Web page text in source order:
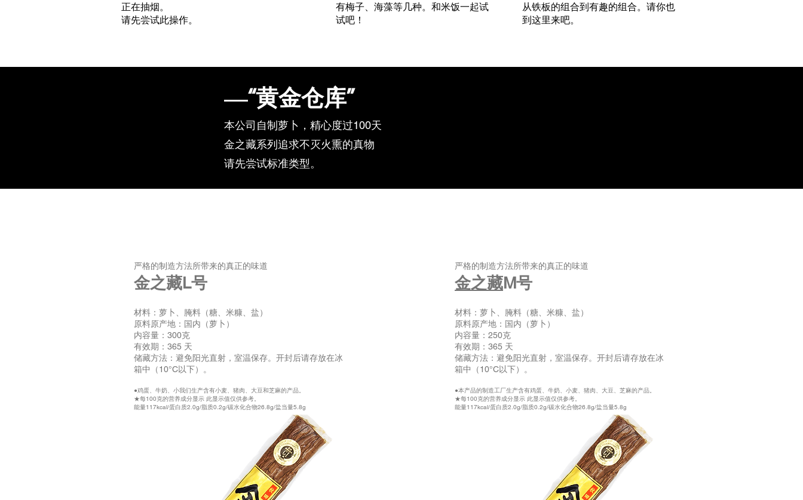
正在抽烟。
​请先尝试此操作。
​有梅子、海藻等几种。和米饭一起试
试吧！
从铁板的组合到有趣的组合。请你也
到这里来吧。
“黄金仓库”
本公司自制萝卜，精心度过100天
金之藏系列追求不灭火熏的真物
​请先尝试标准类型。
严格的制造方法所带来的真正的味道
金之藏L号
材料：萝卜、腌料（糖、米糠、盐）
原料原产地：国内（萝卜）
内容量：300克
有效期：365 天
储藏方法：避免阳光直射，室温保存。开封后请存放在冰
箱中（10°C以下）。
●鸡蛋、牛奶、小我们生产含有小麦、猪肉、大豆和芝麻的产品。
★每100克的营养成分显示 此显示值仅供参考。
能量117kcal/蛋白质2.0g/脂质0.2g/碳水化合物26.8g/盐当量5.8g
严格的制造方法所带来的真正的味道
金之藏M号
材料：萝卜、腌料（糖、米糠、盐）
原料原产地：国内（萝卜）
内容量：250克
有效期：365 天
储藏方法：避免阳光直射，室温保存。开封后请存放在冰
箱中（10°C以下）。
●本产品的制造工厂生产含有鸡蛋、牛奶、小麦、猪肉、大豆、芝麻的产品。
★每100克的营养成分显示 此显示值仅供参考。
能量117kcal/蛋白质2.0g/脂质0.2g/碳水化合物26.8g/盐当量5.8g